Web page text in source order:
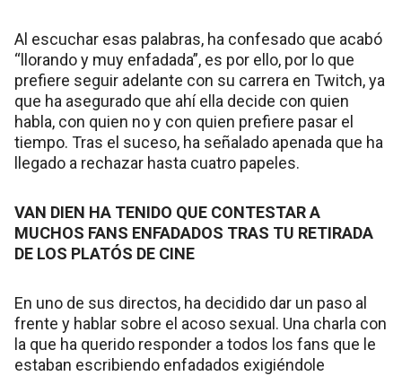
Al escuchar esas palabras, ha confesado que acabó
“llorando y muy enfadada”, es por ello, por lo que
prefiere seguir adelante con su carrera en Twitch, ya
que ha asegurado que ahí ella decide con quien
habla, con quien no y con quien prefiere pasar el
tiempo. Tras el suceso, ha señalado apenada que ha
llegado a rechazar hasta cuatro papeles.
VAN DIEN HA TENIDO QUE CONTESTAR A
MUCHOS FANS ENFADADOS TRAS TU RETIRADA
DE LOS PLATÓS DE CINE
En uno de sus directos, ha decidido dar un paso al
frente y hablar sobre el acoso sexual. Una charla con
la que ha querido responder a todos los fans que le
estaban escribiendo enfadados exigiéndole